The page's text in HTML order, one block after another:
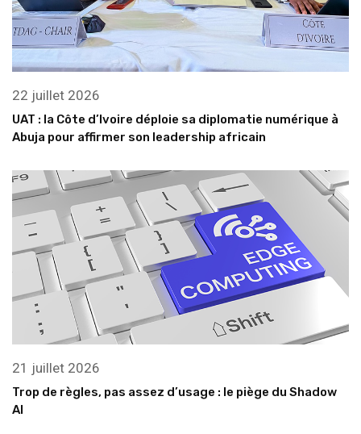
22 juillet 2026
UAT : la Côte d’Ivoire déploie sa diplomatie numérique à
Abuja pour affirmer son leadership africain
21 juillet 2026
Trop de règles, pas assez d’usage : le piège du Shadow
AI